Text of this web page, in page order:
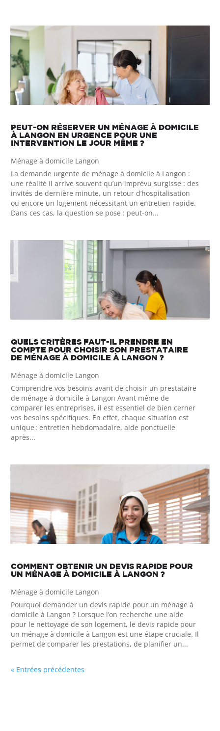
PEUT-ON RÉSERVER UN MÉNAGE À DOMICILE
À LANGON EN URGENCE POUR UNE
INTERVENTION LE JOUR MÊME ?
Ménage à domicile Langon
La demande urgente de ménage à domicile à Langon :
une réalité Il arrive souvent qu’un imprévu surgisse : des
invités de dernière minute, un retour d’hospitalisation
ou encore un logement nécessitant un entretien rapide.
Dans ces cas, la question se pose : peut-on...
QUELS CRITÈRES FAUT-IL PRENDRE EN
COMPTE POUR CHOISIR SON PRESTATAIRE
DE MÉNAGE À DOMICILE À LANGON ?
Ménage à domicile Langon
Comprendre vos besoins avant de choisir un prestataire
de ménage à domicile à Langon Avant même de
comparer les entreprises, il est essentiel de bien cerner
vos besoins spécifiques. En effet, chaque situation est
unique : entretien hebdomadaire, aide ponctuelle
après...
COMMENT OBTENIR UN DEVIS RAPIDE POUR
UN MÉNAGE À DOMICILE À LANGON ?
Ménage à domicile Langon
Pourquoi demander un devis rapide pour un ménage à
domicile à Langon ? Lorsque l’on recherche une aide
pour le nettoyage de son logement, le devis rapide pour
un ménage à domicile à Langon est une étape cruciale. Il
permet de comparer les prestations, de planifier un...
« Entrées précédentes